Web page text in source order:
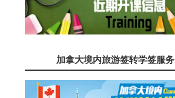
加拿大境内旅游签转学签服务